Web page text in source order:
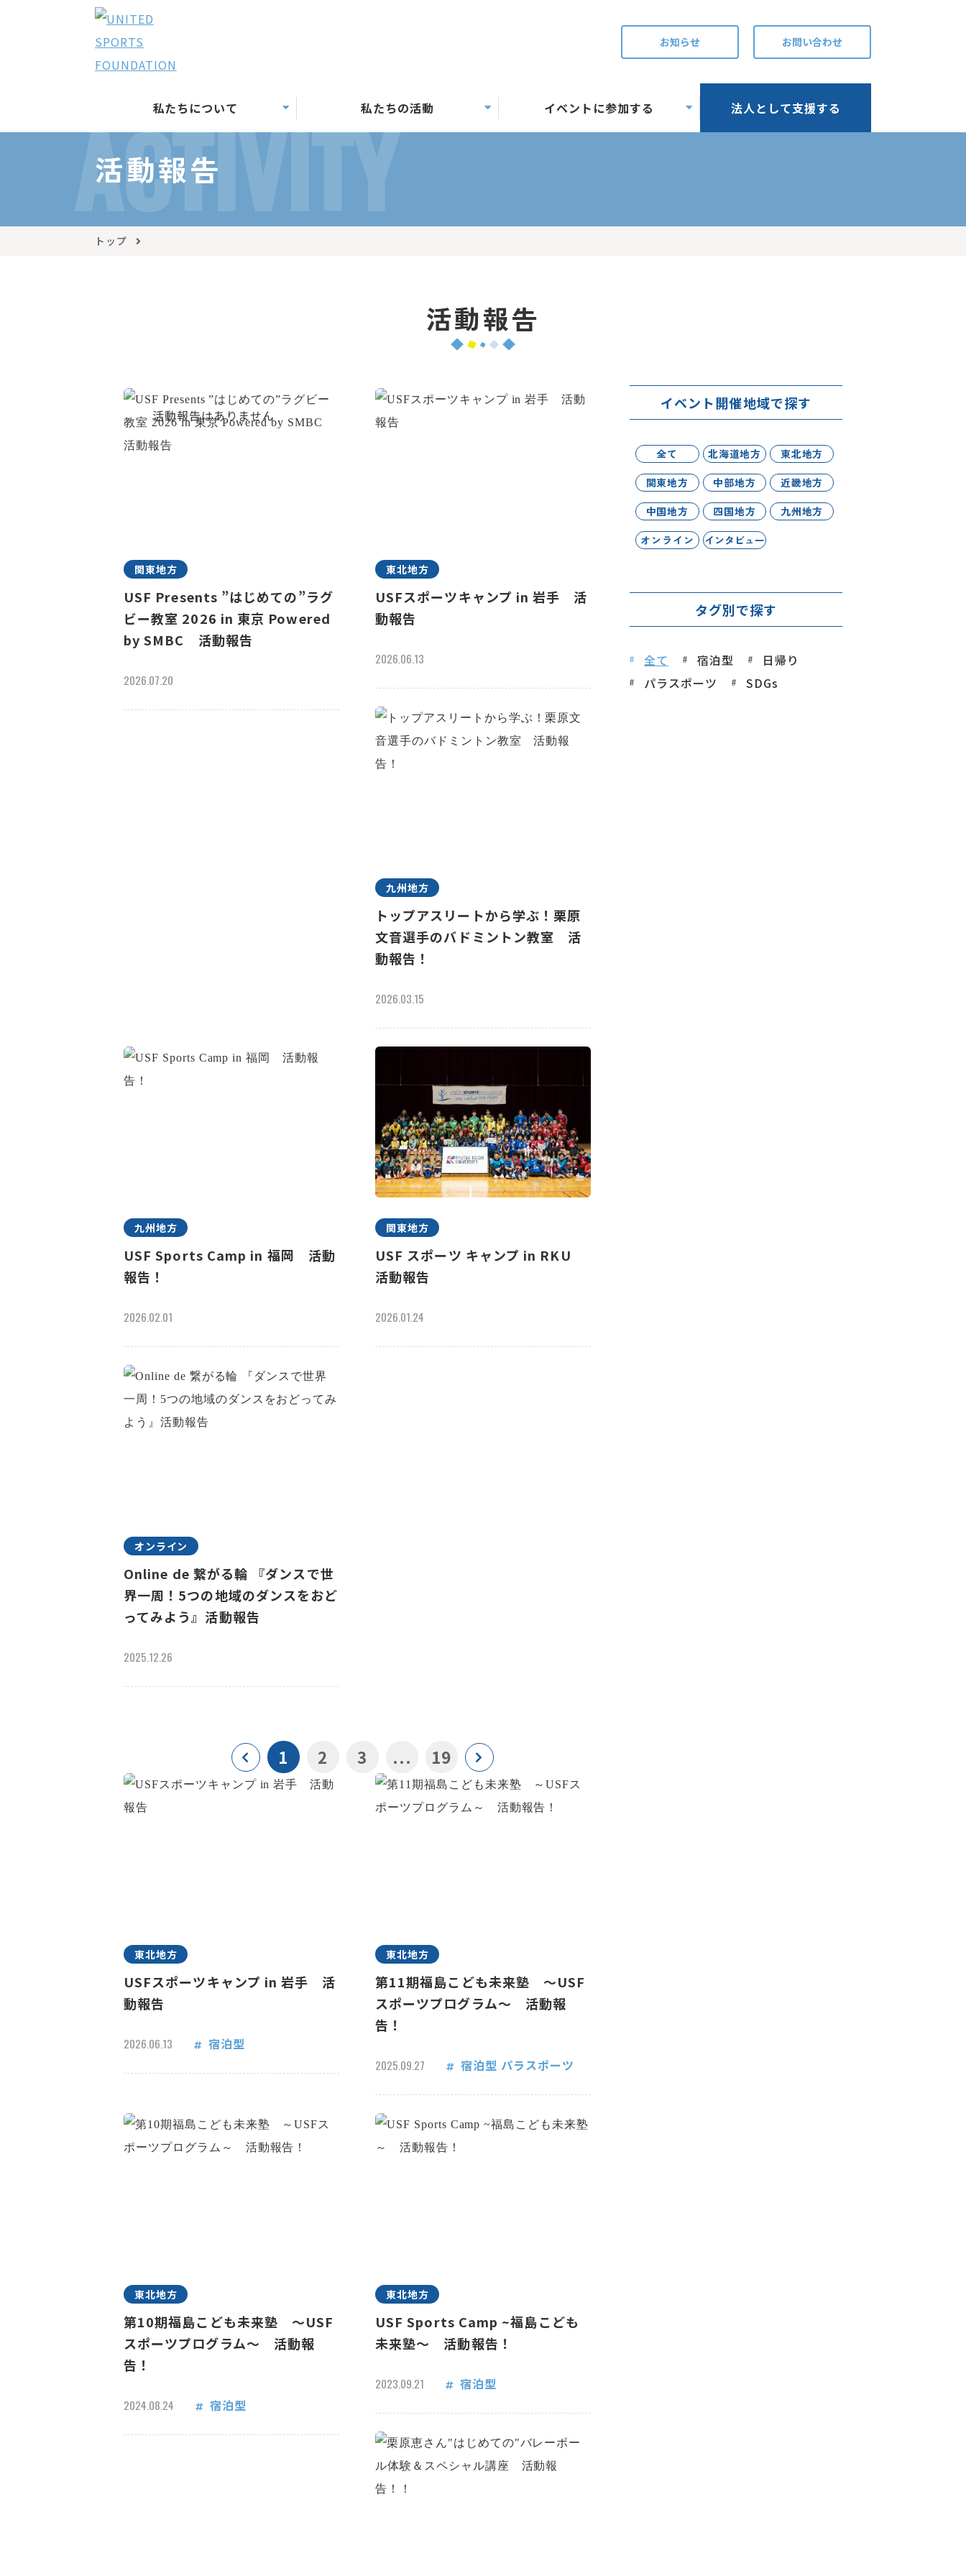
お知らせ お問い合わせ
私たちについて 私たちの活動 イベントに参加する 法人として支援する
ACTIVITY
活動報告
トップ
活動報告
関東地方
USF Presents ”はじめての”ラグ
ビー教室 2026 in 東京 Powered
by SMBC 活動報告
2026.07.20
東北地方
USFスポーツキャンプ in 岩手 活
動報告
2026.06.13
九州地方
トップアスリートから学ぶ！栗原
文音選手のバドミントン教室 活
動報告！
2026.03.15
九州地方
USF Sports Camp in 福岡 活動
報告！
2026.02.01
関東地方
USF スポーツ キャンプ in RKU
活動報告
2026.01.24
オンライン
Online de 繋がる輪 『ダンスで世
界一周！5つの地域のダンスをおど
ってみよう』活動報告
2025.12.26
1 2 3 ... 19
東北地方
USFスポーツキャンプ in 岩手 活
動報告
2026.06.13 宿泊型
東北地方
第11期福島こども未来塾 ～USF
スポーツプログラム～ 活動報
告！
2025.09.27 宿泊型 パラスポーツ
東北地方
第10期福島こども未来塾 ～USF
スポーツプログラム～ 活動報
告！
2024.08.24 宿泊型
東北地方
USF Sports Camp ~福島こども
未来塾～ 活動報告！
2023.09.21 宿泊型
イベント開催地域で探す
全て 北海道地方
東北地方
関東地方
中部地方
近畿地方
中国地方
四国地方
九州地方
オンライン
インタビュー
タグ別で探す
全て 宿泊型
日帰り
パラスポーツ
SDGs